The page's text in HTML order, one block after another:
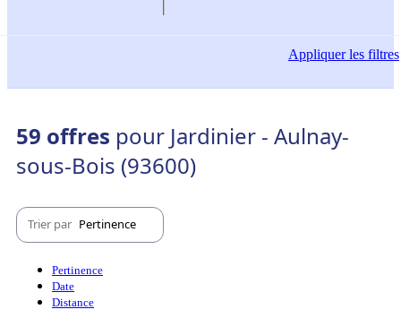
Appliquerles filtres
59 offres pour Jardinier - Aulnay-
sous-Bois (93600)
Trier par Pertinence
Pertinence
Date
Distance